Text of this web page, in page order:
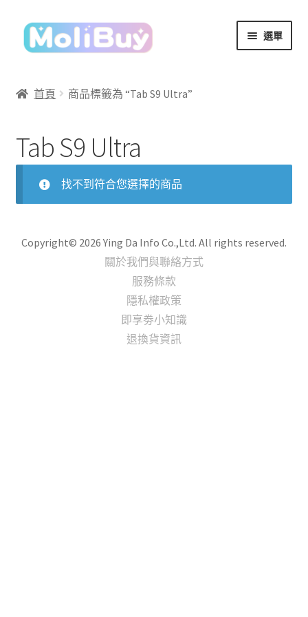
跳
至
列
跳
至
內
選單
首頁 商品標籤為 “Tab S9 Ultra”
Tab S9 Ultra
找不到符合您選擇的商品
Copyright© 2026 Ying Da Info Co.,Ltd. All rights reserved.
關於我們與聯絡方式
服務條款
隱私權政策
即享劵小知識
退換貨資訊